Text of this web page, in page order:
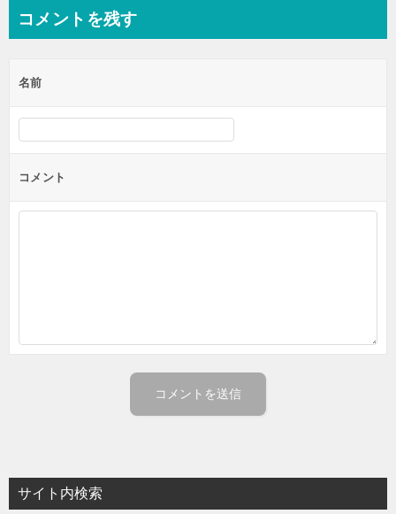
ビ
ー
シ
ョ
ン
コメントを残す
名前
コメント
サイト内検索